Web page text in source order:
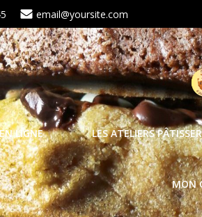
email@yoursite.com
LIGNE LES ATELIERS
MON